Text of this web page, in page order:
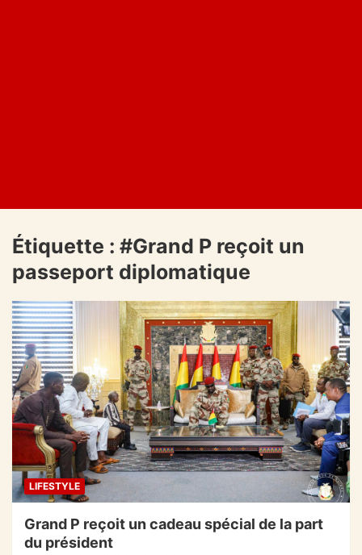
Étiquette : #Grand P reçoit un
passeport diplomatique
LIFESTYLE
Grand P reçoit un cadeau spécial de la part
du président